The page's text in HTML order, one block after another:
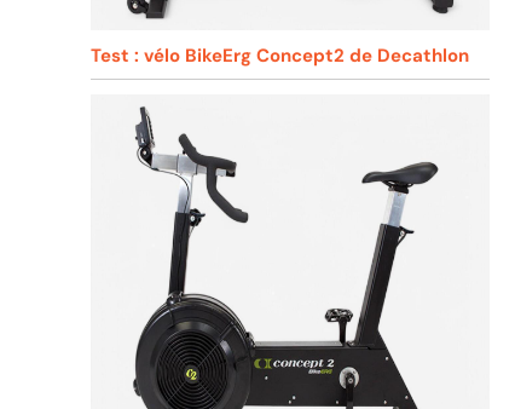
Test : vélo BikeErg Concept2 de Decathlon